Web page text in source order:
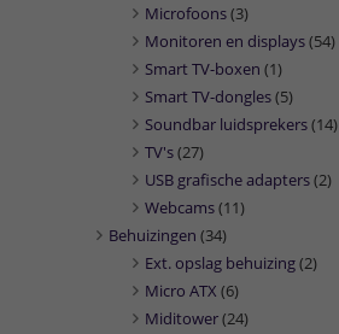
Microfoons(3)
Monitoren en displays(54)
Smart TV-boxen (1)
Smart TV-dongles(5)
Soundbar luidsprekers(14)
TV's(27)
USB grafische adapters(2)
Webcams(11)
Behuizingen (34)
Ext. opslag behuizing(2)
Micro ATX (6)
Miditower(24)